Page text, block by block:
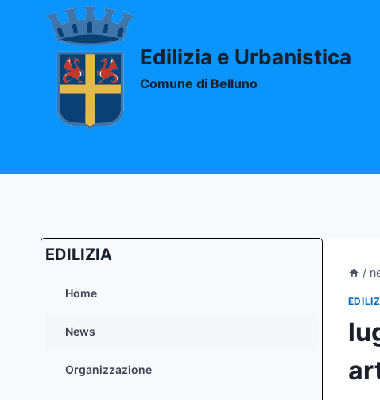
contenuto
Edilizia e Urbanistica
Comune di Belluno
/
EDILIZIA
Home
News
Organizzazione